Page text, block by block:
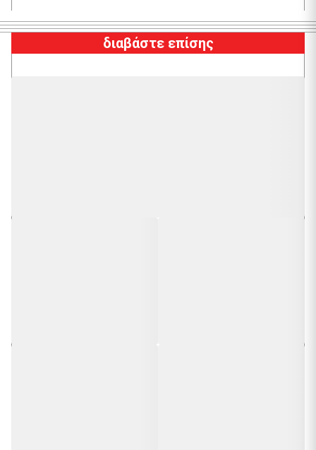
διαβάστε επίσης